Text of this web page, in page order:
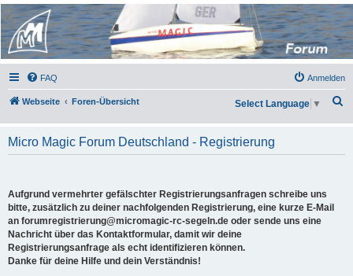
Micro Magic Forum
Deutschland
FAQ Anmelden
Webseite Foren-Übersicht
h
Select Language ▼
Micro Magic Forum Deutschland - Registrierung
Aufgrund vermehrter gefälschter Registrierungsanfragen schreibe uns
bitte, zusätzlich zu deiner nachfolgenden Registrierung, eine kurze E-Mail
an forumregistrierung@micromagic-rc-segeln.de oder sende uns eine
Nachricht über das Kontaktformular, damit wir deine
Registrierungsanfrage als echt identifizieren können.
Danke für deine Hilfe und dein Verständnis!